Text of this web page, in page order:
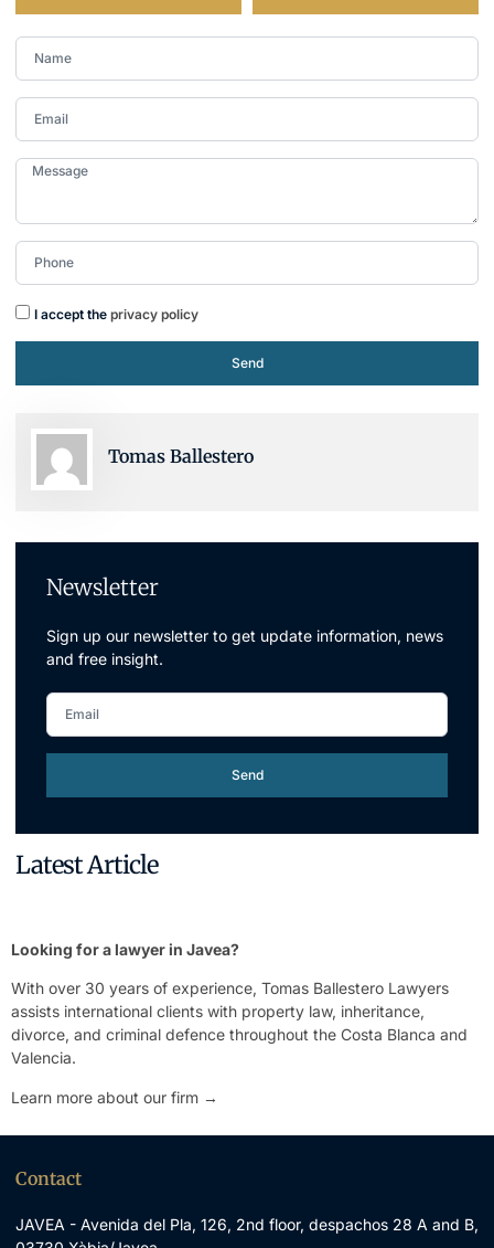
I accept the privacy policy
Send
Tomas Ballestero
Newsletter
Sign up our newsletter to get update information, news
and free insight.
Send
Latest Article
Looking for a lawyer in Javea?
With over 30 years of experience, Tomas Ballestero Lawyers
assists international clients with property law, inheritance,
divorce, and criminal defence throughout the Costa Blanca and
Valencia.
Learn more about our firm →
Contact
JAVEA - Avenida del Pla, 126, 2nd floor, despachos 28 A and B,